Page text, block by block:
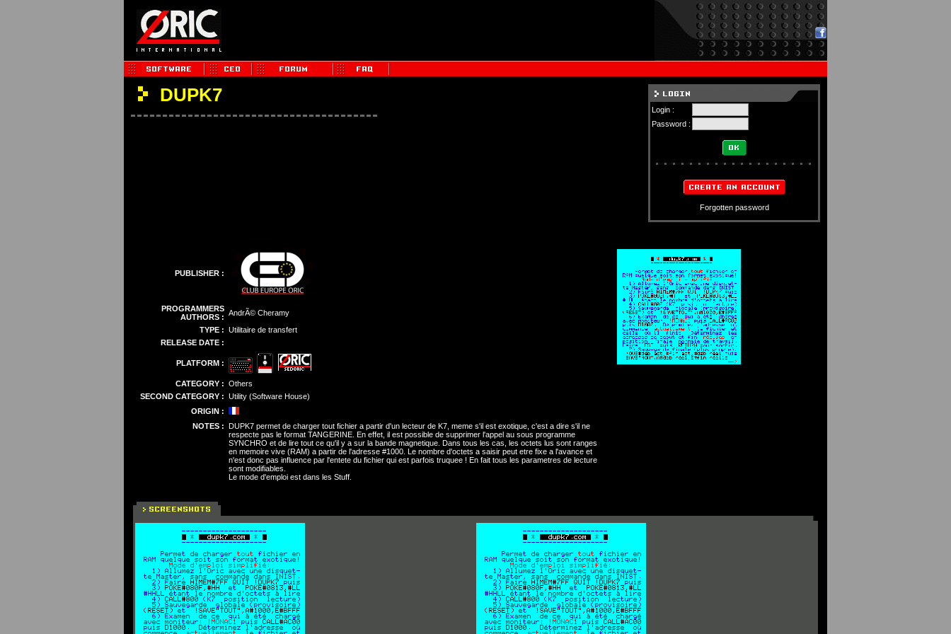
DUPK7
Login :
Password :
Forgotten password
PUBLISHER :
PROGRAMMERS
AUTHORS : AndrÃ© Cheramy
TYPE : Utilitaire de transfert
RELEASE DATE :
PLATFORM :
CATEGORY : Others
SECOND CATEGORY : Utility (Software House)
ORIGIN :
NOTES : DUPK7 permet de charger tout fichier a partir d'un lecteur de K7, meme s'il est exotique, c'est a dire s'il ne
respecte pas le format TANGERINE. En effet, il est possible de supprimer l'appel au sous programme
SYNCHRO et de lire tout ce qu'il y a sur la bande magnetique. Dans tous les cas, les octets lus sont ranges
en memoire vive (RAM) a partir de l'adresse #1000. Le nombre d'octets a saisir peut etre fixe a l'avance et
n'est donc pas influence par l'entete du fichier qui est parfois truquee ! En fait tous les parametres de lecture
sont modifiables.
Le mode d'emploi est dans les Stuff.